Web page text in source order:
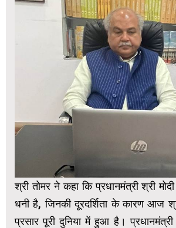
श्री तोमर ने कहा कि प्रधानमंत्री श्री
धनी है, जिनकी दूरदर्शिता के कारण आज
प्रसार पूरी दुनिया में हुआ है।